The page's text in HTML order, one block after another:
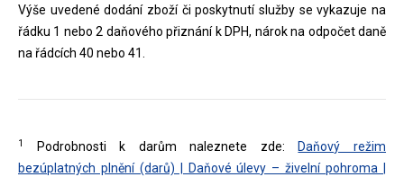
Výše uvedené dodání zboží či poskytnutí služby se vykazuje na
řádku 1 nebo 2 daňového přiznání k DPH, nárok na odpočet daně
na řádcích 40 nebo 41.
1 Podrobnosti k darům naleznete zde: Daňový režim
bezúplatných plnění (darů) | Daňové úlevy – živelní pohroma |